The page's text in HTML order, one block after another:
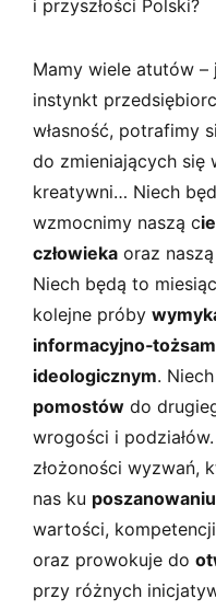
i przyszłości Polski?
Mamy wiele atutów
instynkt
własność, potrafimy
do zmieniających się
kreatywni… Niech
wzmocnimy naszą c
człowieka oraz naszą
Niech będą to
kolejne próby
ideologicznym.
pomostów do
wrogości i
złożoności wyzwań,
nas ku
wartości,
oraz prowokuje do
przy różnych